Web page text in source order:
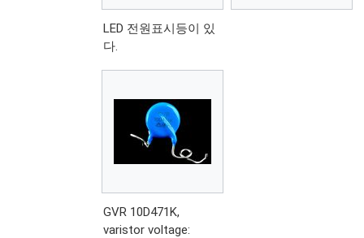
LED 전원표시등이 있
다.
GVR 10D471K,
varistor voltage: